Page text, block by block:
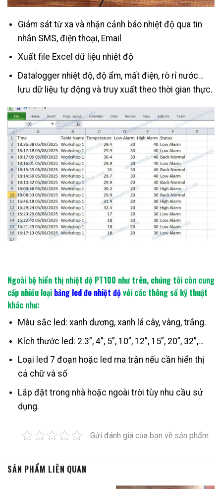
Giám sát từ xa và nhận cảnh báo nhiệt độ qua tin
nhắn SMS, điện thoại, Email
Xuất file Excel dữ liệu nhiệt độ
Datalogger nhiệt độ, độ ẩm, mất điện, rò rỉ nước…
lưu dữ liệu tự động và truy xuất theo thời gian thực.
Ngoài bộ hiển thị nhiệt độ PT100 như trên, chúng tôi còn cung
cấp nhiều loại bảng led đo nhiệt độvới các thông số kỹ thuật
khác như:
Màu sắc led: xanh dương, xanh lá cây, vàng, trắng.
Kích thước led: 2.3”, 4”, 5”, 10”, 12”, 15”, 20”, 32”,…
Loại led 7 đoạn hoặc led ma trận nếu cần hiển thị
cả chữ và số
Lắp đặt trong nhà hoặc ngoài trời tùy nhu cầu sử
dụng.
SẢN PHẨM LIÊN QUAN